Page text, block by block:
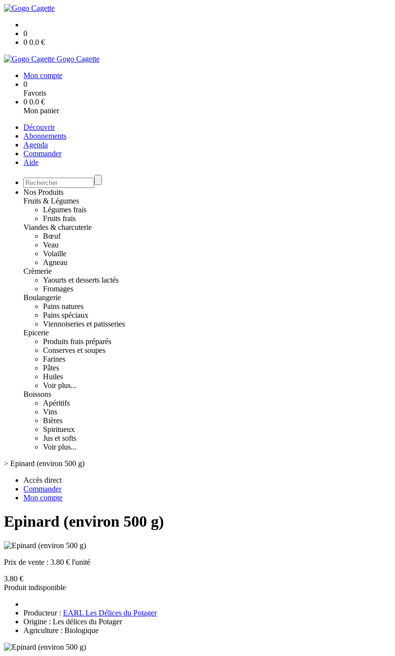
0
0 0.0 €
Gogo Cagette
Mon compte
0
Favoris
0 0.0 €
Mon panier
Découvrir
Abonnements
Agenda
Commander
Aide
Nos Produits
Fruits & Légumes
Légumes frais
Fruits frais
Viandes & charcuterie
Bœuf
Veau
Volaille
Agneau
Crèmerie
Yaourts et desserts lactés
Fromages
Boulangerie
Pains natures
Pains spéciaux
Viennoiseries et patisseries
Epicerie
Produits frais préparés
Conserves et soupes
Farines
Pâtes
Huiles
Voir plus...
Boissons
Apéritifs
Vins
Bières
Spiritueux
Jus et softs
Voir plus...
> Epinard (environ 500 g)
Accès direct
Commander
Mon compte
Epinard (environ 500 g)
Prix de vente : 3.80 € l'unité
3.80 €
Produit indisponible
Producteur : EARL Les Délices du Potager
Origine : Les délices du Potager
Agriculture : Biologique